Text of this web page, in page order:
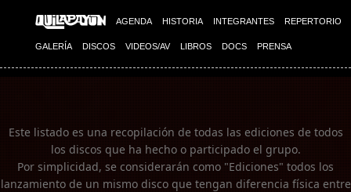
AGENDA HISTORIA INTEGRANTES REPERTORIO
GALERÍA DISCOS VIDEOS/AV LIBROS DOCS PRENSA
Imagen 01
Imagen 02
Este listado es una recopilación de todas las ediciones de todos
los discos que ha hecho o participado el grupo.
Por simplicidad, se considerarán como "Ediciones" todos los
lanzamiento de un mismo disco que tengan diferencia física entre